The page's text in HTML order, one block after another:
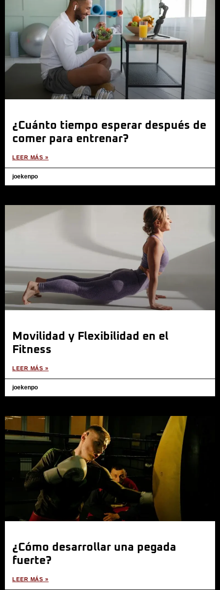
¿Cuánto tiempo esperar después de
comer para entrenar?
LEER MÁS »
joekenpo
Movilidad y Flexibilidad en el
Fitness
LEER MÁS »
joekenpo
¿Cómo desarrollar una pegada
fuerte?
LEER MÁS »